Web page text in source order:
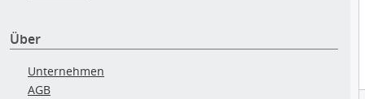
Über
Unternehmen
AGB